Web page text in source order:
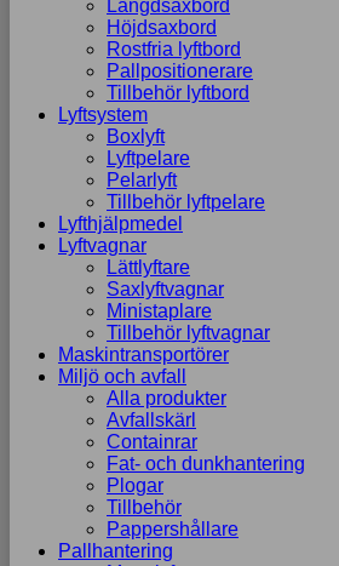
Längdsaxbord
Höjdsaxbord
Rostfria lyftbord
Pallpositionerare
Tillbehör lyftbord
Lyftsystem
Boxlyft
Lyftpelare
Pelarlyft
Tillbehör lyftpelare
Lyfthjälpmedel
Lyftvagnar
Lättlyftare
Saxlyftvagnar
Ministaplare
Tillbehör lyftvagnar
Maskintransportörer
Miljö och avfall
Alla produkter
Avfallskärl
Containrar
Fat- och dunkhantering
Plogar
Tillbehör
Pappershållare
Pallhantering